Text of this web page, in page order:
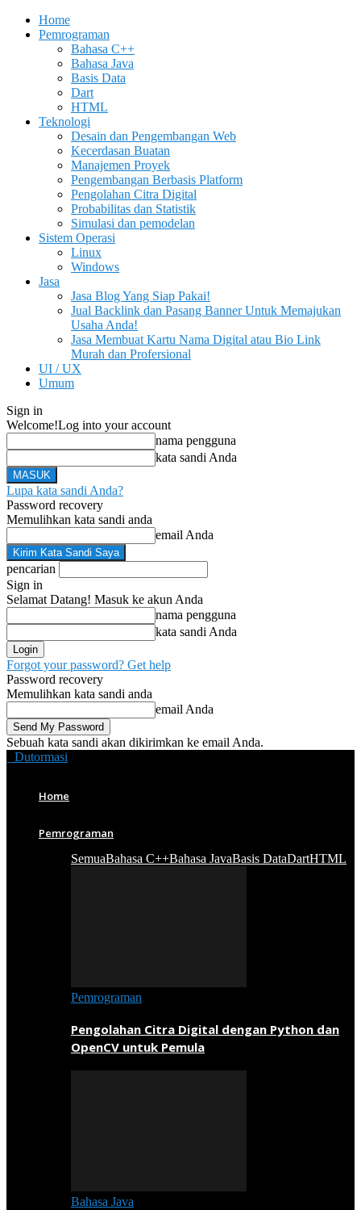
Home
Pemrograman
Bahasa C++
Bahasa Java
Basis Data
Dart
HTML
Teknologi
Desain dan Pengembangan Web
Kecerdasan Buatan
Manajemen Proyek
Pengembangan Berbasis Platform
Pengolahan Citra Digital
Probabilitas dan Statistik
Simulasi dan pemodelan
Sistem Operasi
Linux
Windows
Jasa
Jasa Blog Yang Siap Pakai!
Jual Backlink dan Pasang Banner Untuk Memajukan
Usaha Anda!
Jasa Membuat Kartu Nama Digital atau Bio Link
Murah dan Profersional
UI / UX
Umum
Sign in
Welcome!Log into your account
nama pengguna
kata sandi Anda
Lupa kata sandi Anda?
Password recovery
Memulihkan kata sandi anda
email Anda
pencarian
Sign in
Selamat Datang! Masuk ke akun Anda
nama pengguna
kata sandi Anda
Forgot your password? Get help
Password recovery
Memulihkan kata sandi anda
email Anda
Sebuah kata sandi akan dikirimkan ke email Anda.
Dutormasi
Home
Pemrograman
SemuaBahasa C++Bahasa JavaBasis DataDartHTML
Pemrograman
Pengolahan Citra Digital dengan Python dan
OpenCV untuk Pemula
Bahasa Java